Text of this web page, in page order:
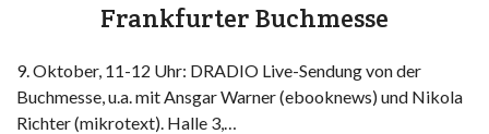
Frankfurter Buchmesse
9. Oktober, 11-12 Uhr: DRADIO Live-Sendung von der
Buchmesse, u.a. mit Ansgar Warner (ebooknews) und Nikola
Richter (mikrotext). Halle 3,…